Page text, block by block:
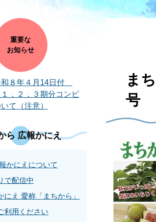
ま
号
重要な
お知らせ
和８年４月14日付
２，３期分コンビ
て（注意）
ら 広報かにえ
かにえについて
で配信中
にえ 愛称「まちから」
利用ください